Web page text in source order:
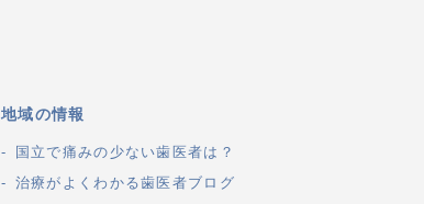
地域の情報
国立で痛みの少ない歯医者は？
治療がよくわかる歯医者ブログ